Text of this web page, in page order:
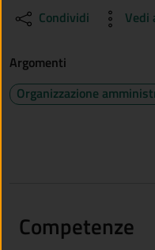
Condividi Vedi
Argomenti
Organizzazione
Competenze